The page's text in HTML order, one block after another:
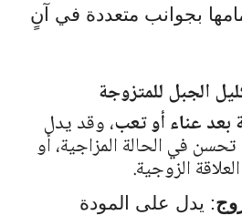
بجوانب متعددة في آنٍ
بعد عناء أو تعب، وقد يدل
في الحالة المزاجية، أو
الزوجية.
: يدل على المودة